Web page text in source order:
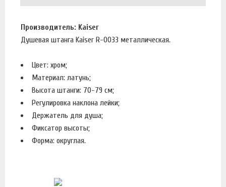
Производитель: Kaiser
Душевая штанга Kaiser R-0033 металлическая.
Цвет: хром;
Материал: латунь;
Высота штанги: 70-79 см;
Регулировка наклона лейки;
Держатель для душа;
Фиксатор высоты;
Форма: округлая.